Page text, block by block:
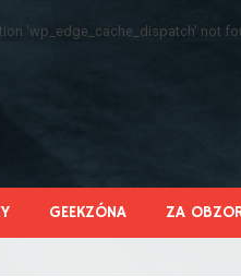
'wp_edge_cache_dispatch' not
GEEKZÓNA ZA